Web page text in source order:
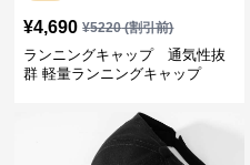
¥4,690 ¥5220(割引前)
ランニングキャップ 通気性抜
群 軽量ランニングキャップ